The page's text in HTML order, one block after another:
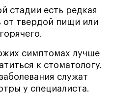
стадии есть редкая
твердой пищи или
симптомах лучше
к стоматологу.
служат
у специалиста.